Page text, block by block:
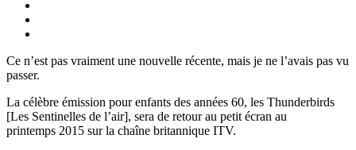
Ce n’est pas vraiment une nouvelle récente, mais je ne l’avais pas vu
passer.
La célèbre émission pour enfants des années 60, les Thunderbirds
[Les Sentinelles de l’air], sera de retour au petit écran au
printemps 2015 sur la chaîne britannique ITV.